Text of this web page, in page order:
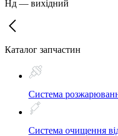
Нд — вихідний
Каталог запчастин
Система
Система очищення